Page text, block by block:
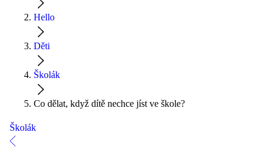
Hello
Děti
Školák
Co dělat, když dítě nechce jíst ve škole?
Školák